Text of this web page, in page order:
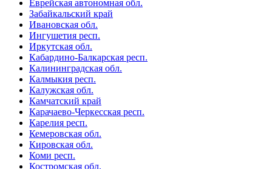
Еврейская автономная обл.
Забайкальский край
Ивановская обл.
Ингушетия респ.
Иркутская обл.
Кабардино-Балкарская респ.
Калининградская обл.
Калмыкия респ.
Калужская обл.
Камчатский край
Карачаево-Черкесская респ.
Карелия респ.
Кемеровская обл.
Кировская обл.
Коми респ.
Костромская обл.